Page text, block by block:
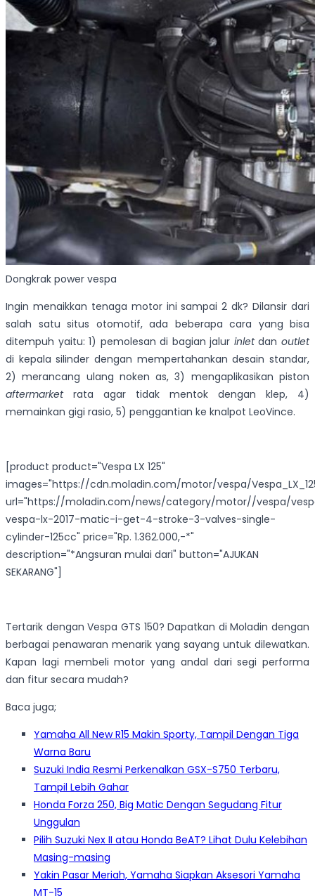
Dongkrak power vespa
Ingin menaikkan tenaga motor ini sampai 2 dk? Dilansir dari
salah satu situs otomotif, ada beberapa cara yang bisa
ditempuh yaitu: 1) pemolesan di bagian jalur inletdanoutlet
di kepala silinder dengan mempertahankan desain standar,
2) merancang ulang noken as, 3) mengaplikasikan piston
aftermarket rata agar tidak mentok dengan klep, 4)
memainkan gigi rasio, 5) penggantian ke knalpot LeoVince.
[product product="Vespa LX 125"
images="https://cdn.moladin.com/motor/vespa/
url="https://moladin.com/news/category/motor//vespa/
vespa-lx-2017-matic-i-get-4-stroke-3-valves-single-
cylinder-125cc" price="Rp. 1.362.000,-*"
description="*Angsuran mulai dari" button="AJUKAN
SEKARANG"]
Tertarik dengan Vespa GTS 150? Dapatkan di Moladin dengan
berbagai penawaran menarik yang sayang untuk dilewatkan.
Kapan lagi membeli motor yang andal dari segi performa
dan fitur secara mudah?
Baca juga;
Yamaha All New R15 Makin Sporty, Tampil Dengan Tiga
Warna Baru
Suzuki India Resmi Perkenalkan GSX-S750 Terbaru,
Tampil Lebih Gahar
Honda Forza 250, Big Matic Dengan Segudang Fitur
Unggulan
Pilih Suzuki Nex II atau Honda BeAT? Lihat Dulu Kelebihan
Masing-masing
Yakin Pasar Meriah, Yamaha Siapkan Aksesori Yamaha
MT-15